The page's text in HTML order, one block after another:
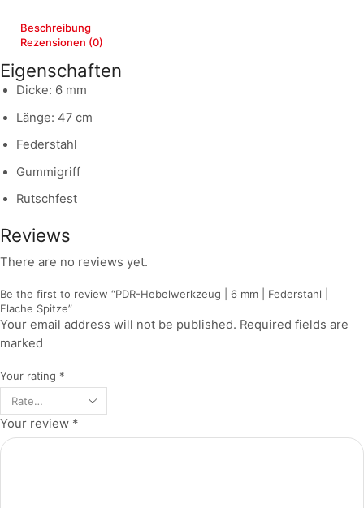
Beschreibung
Rezensionen (0)
Eigenschaften
Dicke: 6 mm
Länge: 47 cm
Federstahl
Gummigriff
Rutschfest
Reviews
There are no reviews yet.
Be the first to review “PDR-Hebelwerkzeug | 6 mm | Federstahl |
Flache Spitze”
Your email address will not be published. Required fields are
marked
Your rating *
Your review *